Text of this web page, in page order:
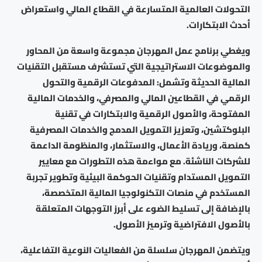
التحولات العالمية المتسارعة في القطاع المالي واستعراض
أحدث الابتكارات.
ويغطي برنامج عمل المهرجان مجموعة واسعة من المحاور
والموضوعات الاستراتيجية التي تستشرف مستقبل التقنيات
المالية الحديثة وتشمل: المدفوعات الرقمية والتحول
الرقمي في القطاعين المالي والمصرفي، والخدمات المالية
المفتوحة، والأصول الرقمية والابتكارات في تقنية
البلوكتشين، وتعزيز التمويل المدمج والخدمات المصرفية
كمنصة، وريادة الأعمال، والاستثمار، والمنظومة الداعمة
للشركات الناشئة. مع مواءمة هذه التطورات مع معايير
التمويل المستدام وتقنيات الحوكمة البيئية وتطوير تجربة
المستخدم في منصات التكنولوجيا المالية المتخصصة،
بالإضافة إلى تسليط الضوء على أبرز التوجهات المتعلقة
بالأصول الافتراضية وترميز الأصول.
ويتضمن المهرجان سلسلة من الفعاليات النوعية التفاعلية،